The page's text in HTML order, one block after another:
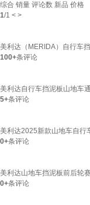
综合 销量 评论数 新品 价格
1/1 < >
美利达（MERIDA）自行车
100+条评论
美利达自行车挡泥板山地车
5+条评论
美利达2025新款山地车自行
0+条评论
美利达山地车挡泥板前后轮
0+条评论